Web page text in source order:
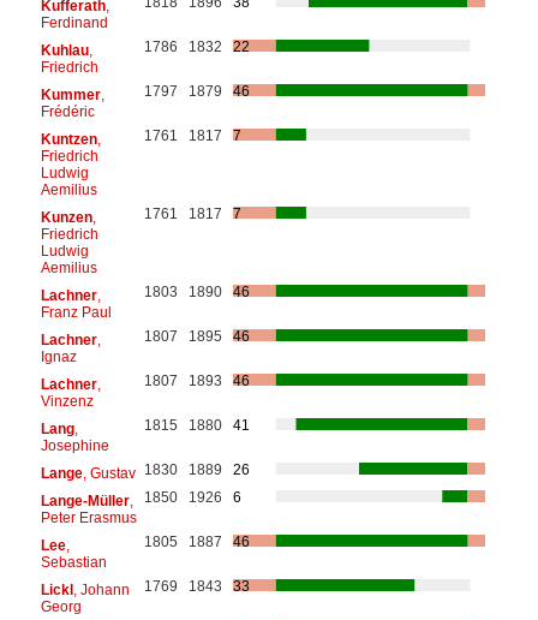
Kufferath,
Ferdinand
Kuhlau,
Friedrich
1786 1832 22
Kummer,
Frédéric
1797 1879 46
Kuntzen,
Friedrich
Ludwig
Aemilius
1761 1817 7
Kunzen,
Friedrich
Ludwig
Aemilius
1761 1817 7
Lachner,
Franz Paul
1803 1890 46
Lachner,
Ignaz
1807 1895 46
Lachner,
Vinzenz
1807 1893 46
Lang,
Josephine
1815 1880 41
Lange, Gustav 1830 1889
26
Lange-Müller,
Peter Erasmus
1850 1926 6
Lee,
Sebastian
1805 1887 46
Lickl, Johann
Georg
1769 1843 33